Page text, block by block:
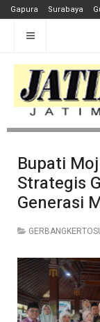
Gapura Surabaya
Bupati
Strategis
Generasi